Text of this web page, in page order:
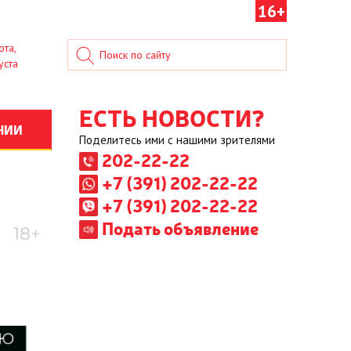
16+
ЕСТЬ НОВОСТИ?
Поделитесь ими с нашими зрителями
202-22-22
+7 (391) 202-22-22
+7 (391) 202-22-22
Подать объявление